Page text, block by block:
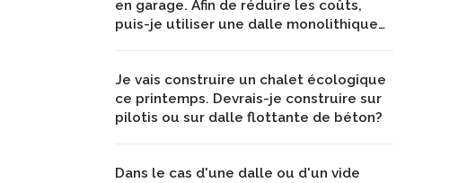
en garage. Afin de réduire les coûts,
puis-je utiliser une dalle monolithique…
Je vais construire un chalet écologique
ce printemps. Devrais-je construire sur
pilotis ou sur dalle flottante de béton?
Dans le cas d'une dalle ou d'un vide